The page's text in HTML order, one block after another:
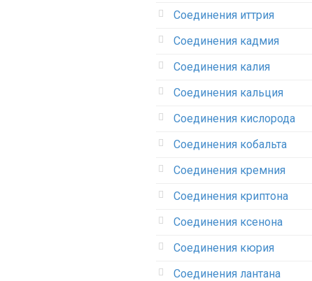
Соединения иттрия‎
Соединения кадмия
Соединения калия‎
Соединения кальция
Соединения кислорода‎
Соединения кобальта
Соединения кремния‎
Соединения криптона‎
Соединения ксенона‎
Соединения кюрия
Соединения лантана‎